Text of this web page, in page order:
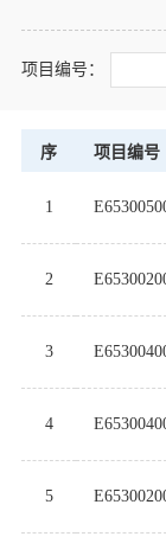
项目编号：
序 项目编号
1
2
3
4
5